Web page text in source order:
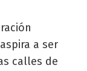
a ser
calles de